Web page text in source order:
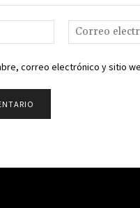
Nombre:*
correo electrónico y sitio